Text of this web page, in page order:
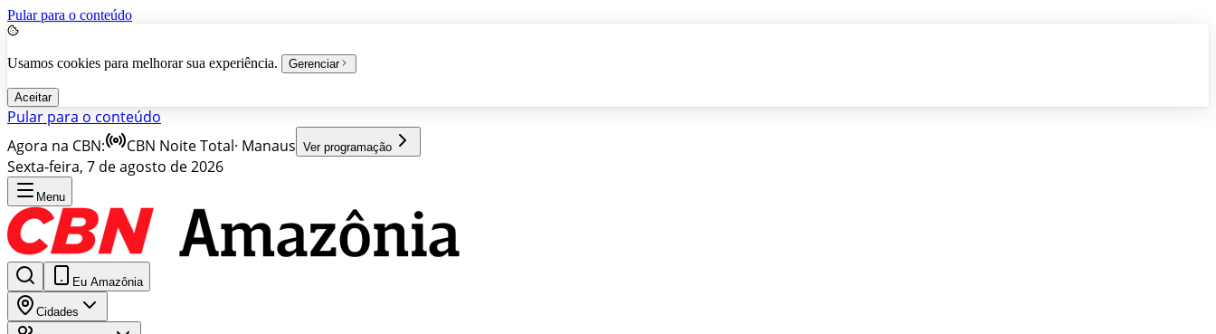
Pular para o conteúdo
Usamos cookies para melhorar sua experiência. Gerenciar
Aceitar
Pular para o conteúdo
Agora na CBN:
CBN Noite Total· Manaus Ver programação
Sexta-feira, 7 de agosto de 2026
Menu
Eu Amazônia
Cidades